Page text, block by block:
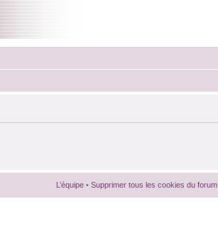
L’équipe • Supprimer tous les cookies du forum